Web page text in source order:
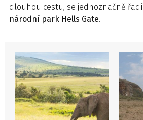
dlouhou cestu, se jednoznačně řadí
národní park Hells Gate.